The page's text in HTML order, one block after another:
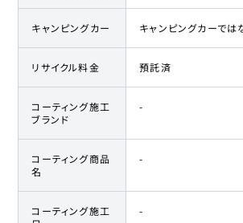
キャンピングカー キャンピングカーでは
リサイクル料金 預託済
コーティング施工
ブランド
-
コーティング商品
名
-
コーティング施工
-